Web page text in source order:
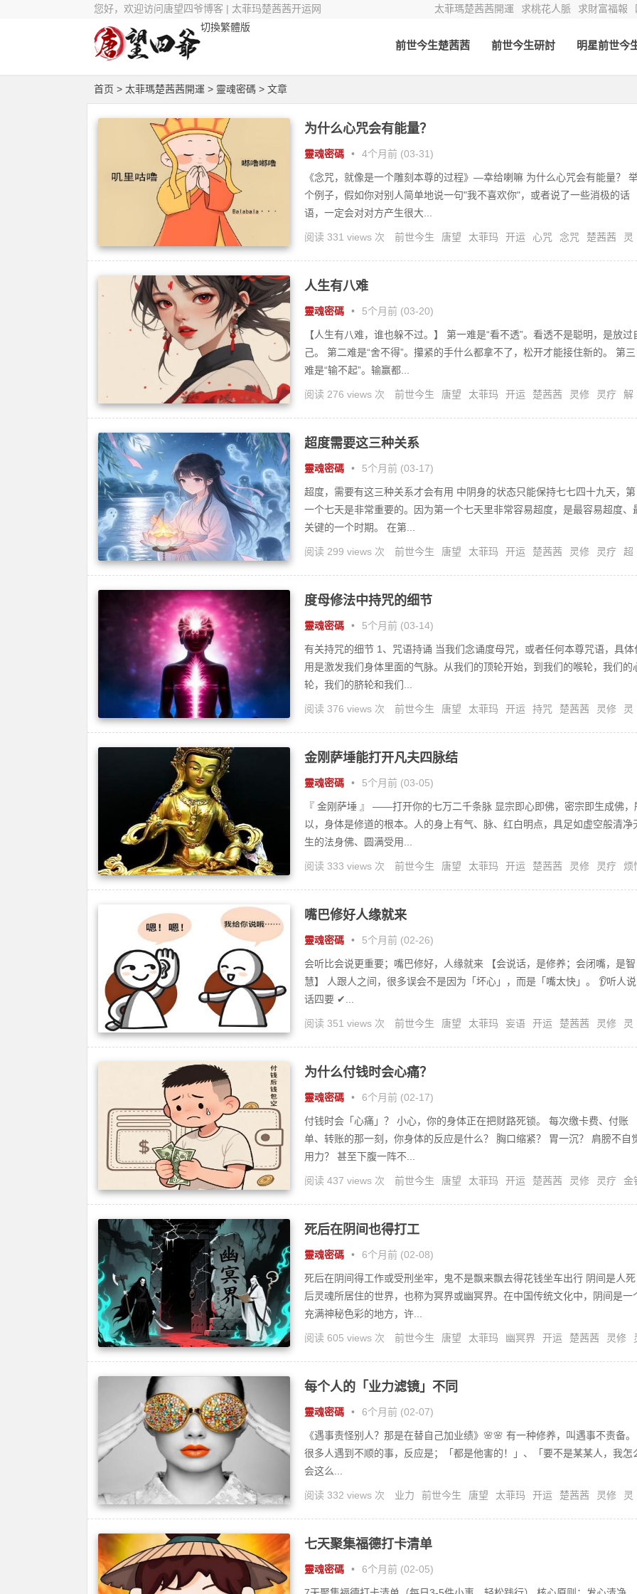
您好，欢迎访问唐望四爷博客 | 太菲玛楚茜茜开运网 太菲瑪楚茜茜開運 求桃花人脈 求財富福報
切換繁體版
前世今生楚茜茜 前世今生研討 明星前世今
首页 > 太菲瑪楚茜茜開運 > 靈魂密碼 > 文章
为什么心咒会有能量？
靈魂密碼 • 4个月前 (03-31)
《念咒，就像是一个雕刻本尊的过程》—幸给喇嘛 为什么心咒会有能量？
个例子，假如你对别人简单地说一句"我不喜欢你"，或者说了一些消极的话
语，一定会对对方产生很大...
阅读 331 views 次 前世今生 唐望 太菲玛 开运 心咒 念咒 楚茜茜
灵
人生有八难
靈魂密碼 • 5个月前 (03-20)
【人生有八难，谁也躲不过。】 第一难是“看不透”。看透不是聪明，是放过
己。 第二难是“舍不得”。攥紧的手什么都拿不了，松开才能接住新的。 第三
难是“输不起”。输赢都...
阅读 276 views 次 前世今生 唐望 太菲玛 开运 楚茜茜 灵修 灵疗
解
超度需要这三种关系
靈魂密碼 • 5个月前 (03-17)
超度，需要有这三种关系才会有用 中阴身的状态只能保持七七四十九天，第
一个七天是非常重要的。因为第一个七天里非常容易超度，是最容易超度、
关键的一个时期。 在第...
阅读 299 views 次 前世今生 唐望 太菲玛 开运 楚茜茜 灵修 灵疗
超
度母修法中持咒的细节
靈魂密碼 • 5个月前 (03-14)
有关持咒的细节 1、咒语持诵 当我们念诵度母咒，或者任何本尊咒语，具体
用是激发我们身体里面的气脉。从我们的顶轮开始，到我们的喉轮，我们的
轮，我们的脐轮和我们...
阅读 376 views 次 前世今生 唐望 太菲玛 开运 持咒 楚茜茜 灵修
灵
金刚萨埵能打开凡夫四脉结
靈魂密碼 • 5个月前 (03-05)
『 金刚萨埵 』 ——打开你的七万二千条脉 显宗即心即佛，密宗即生成佛，
以，身体是修道的根本。人的身上有气、脉、红白明点，具足如虚空般清净
生的法身佛、圆满受用...
阅读 333 views 次 前世今生 唐望 太菲玛 开运 楚茜茜 灵修 灵疗
烦
嘴巴修好人缘就来
靈魂密碼 • 5个月前 (02-26)
会听比会说更重要；嘴巴修好，人缘就来 【会说话，是修养；会闭嘴，是智
慧】 人跟人之间，很多误会不是因为「坏心」，而是「嘴太快」。 👂听人说
话四要 ✔...
阅读 351 views 次 前世今生 唐望 太菲玛 妄语 开运 楚茜茜 灵修
灵
为什么付钱时会心痛？
靈魂密碼 • 6个月前 (02-17)
付钱时会「心痛」？ 小心，你的身体正在把财路死锁。 每次缴卡费、付账
单、转账的那一刻，你身体的反应是什么？ 胸口缩紧？ 胃一沉？ 肩膀不自
用力？ 甚至下腹一阵不...
阅读 437 views 次 前世今生 唐望 太菲玛 开运 楚茜茜 灵修 灵疗
金
死后在阴间也得打工
靈魂密碼 • 6个月前 (02-08)
死后在阴间得工作或受刑坐牢，鬼不是飘来飘去得花钱坐车出行 阴间是人死
后灵魂所居住的世界，也称为冥界或幽冥界。在中国传统文化中，阴间是一
充满神秘色彩的地方，许...
阅读 605 views 次 前世今生 唐望 太菲玛 幽冥界 开运 楚茜茜 灵修
每个人的「业力滤镜」不同
靈魂密碼 • 6个月前 (02-07)
《遇事责怪别人？那是在替自己加业绩》🌸🌸 有一种修养，叫遇事不责备。
很多人遇到不顺的事，反应是；「都是他害的！」、「要不是某某人，我怎
会这么...
阅读 332 views 次 业力 前世今生 唐望 太菲玛 开运 楚茜茜 灵修
灵
七天聚集福德打卡清单
靈魂密碼 • 6个月前 (02-05)